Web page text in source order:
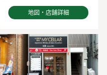
地図・店舗詳細